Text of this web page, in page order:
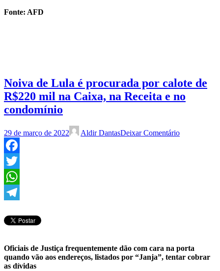
Fonte: AFD
Noiva de Lula é procurada por calote de
R$220 mil na Caixa, na Receita e no
condomínio
29 de março de 2022 Aldir DantasDeixar Comentário
Facebook
Twitter
WhatsApp
Oficiais de Justiça frequentemente dão com cara na porta
quando vão aos endereços, listados por “Janja”, tentar cobrar
as dívidas